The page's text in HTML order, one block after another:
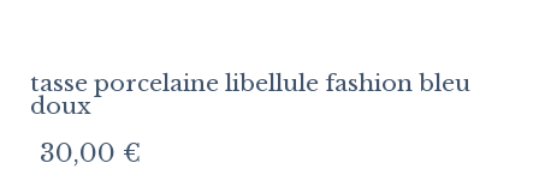
tasse porcelaine libellule fashion bleu
doux
30,00 €